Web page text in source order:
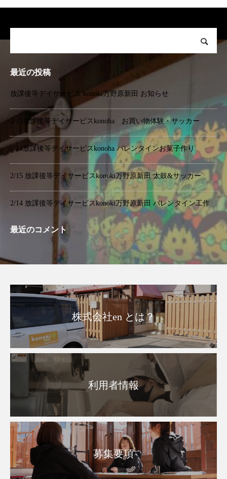
最近の投稿
放課後等デイサービス konoki万野原新田 お知らせ
2/15放課後等デイサービスkonoha お買い物体験・サッカー
2/14放課後等デイサービスkonoha バレンタインお菓子作り
2/15 放課後等デイサービスkonoki万野原新田 太鼓&サッカー
2/14 放課後等デイサービスkonoki万野原新田 バレンタイン工作
最近のコメント
株式会社en とは？
利用者情報
募集要項